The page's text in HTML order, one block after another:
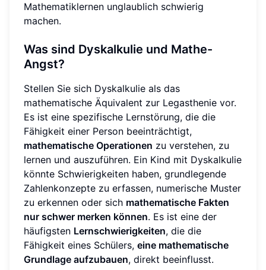
Mathematiklernen unglaublich schwierig
machen.
Was sind Dyskalkulie und Mathe-
Angst?
Stellen Sie sich Dyskalkulie als das
mathematische Äquivalent zur Legasthenie vor.
Es ist eine spezifische Lernstörung, die die
Fähigkeit einer Person beeinträchtigt,
mathematische Operationen zu verstehen, zu
lernen und auszuführen. Ein Kind mit Dyskalkulie
könnte Schwierigkeiten haben, grundlegende
Zahlenkonzepte zu erfassen, numerische Muster
zu erkennen oder sich mathematische Fakten
nur schwer merken können. Es ist eine der
häufigsten Lernschwierigkeiten, die die
Fähigkeit eines Schülers, eine mathematische
Grundlage aufzubauen, direkt beeinflusst.